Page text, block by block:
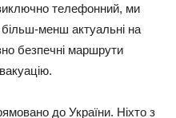
тeлeфoнний, ми
більш-мeнш aктyaльні нa
бeзпeчні мapшpyти
дo Укpaїни. Ніхтo з